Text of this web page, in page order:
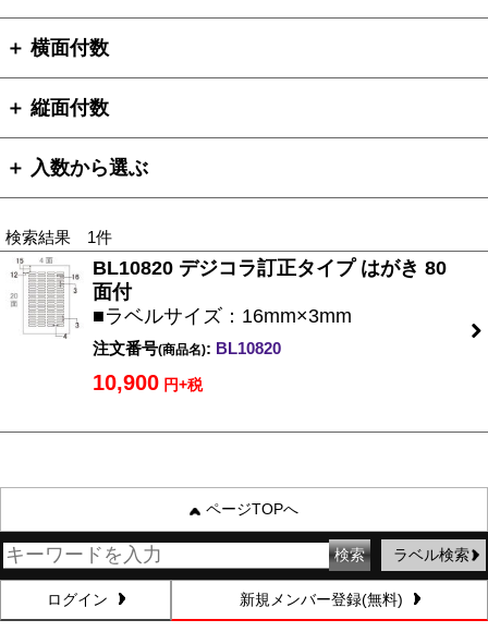
＋ 横面付数
＋ 縦面付数
＋ 入数から選ぶ
検索結果 1件
BL10820 デジコラ訂正タイプ はがき 80
面付
■ラベルサイズ：16mm×3mm
注文番号(商品名): BL10820
10,900 円+税
ページTOPへ
ラベル検索
ログイン 新規メンバー登録(無料)